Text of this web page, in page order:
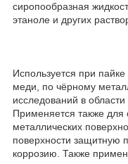
сиропообразная
этаноле и других
Используется при
меди, по чёрному
исследований в
Применяется также
металлических
поверхности защитную
коррозию. Также